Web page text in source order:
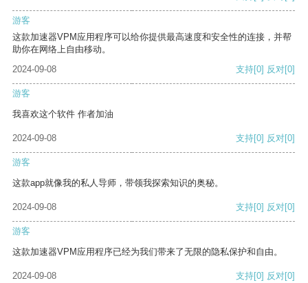
游客
这款加速器VPM应用程序可以给你提供最高速度和安全性的连接，并帮
助你在网络上自由移动。
2024-09-08
支持[0] 反对[0]
游客
我喜欢这个软件 作者加油
2024-09-08 支持[0] 反对[0]
游客
这款app就像我的私人导师，带领我探索知识的奥秘。
2024-09-08 支持[0] 反对[0]
游客
这款加速器VPM应用程序已经为我们带来了无限的隐私保护和自由。
2024-09-08 支持[0] 反对[0]